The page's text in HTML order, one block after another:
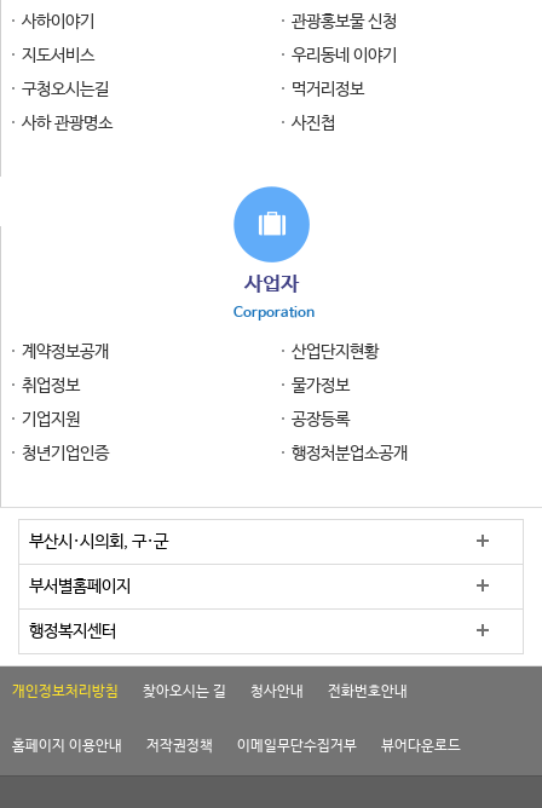
사하이야기
관광홍보물 신청
지도서비스
우리동네 이야기
구청오시는길
먹거리정보
사하 관광명소
사진첩
사업자
Corporation
계약정보공개
산업단지현황
취업정보
물가정보
기업지원
공장등록
청년기업인증
행정처분업소공개
부산시·시의회, 구·군
부서별홈페이지
행정복지센터
개인정보처리방침 찾아오시는 길 청사안내 전화번호안내
홈페이지 이용안내 저작권정책 이메일무단수집거부 뷰어다운로드